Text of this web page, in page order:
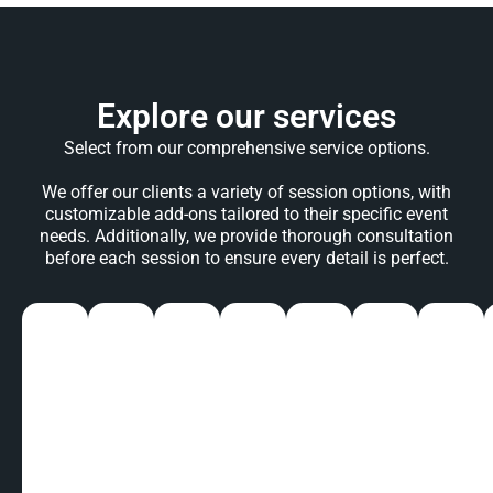
Explore our services​
Select from our comprehensive service options.​
We offer our clients a variety of session options, with
customizable add-ons tailored to their specific event
needs. Additionally, we provide thorough consultation
before each session to ensure every detail is perfect.